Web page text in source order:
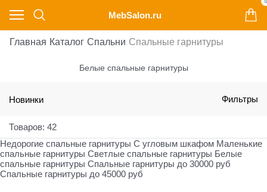
MebSalon.ru
0
Главная Каталог Cпальни Спальные гарнитуры
Белые спальные гарнитуры
Новинки Фильтры
Товаров: 42
Недорогие спальные гарнитуры С угловым шкафом Маленькие
спальные гарнитуры Светлые спальные гарнитуры Белые
спальные гарнитуры Спальные гарнитуры до 30000 руб
Спальные гарнитуры до 45000 руб